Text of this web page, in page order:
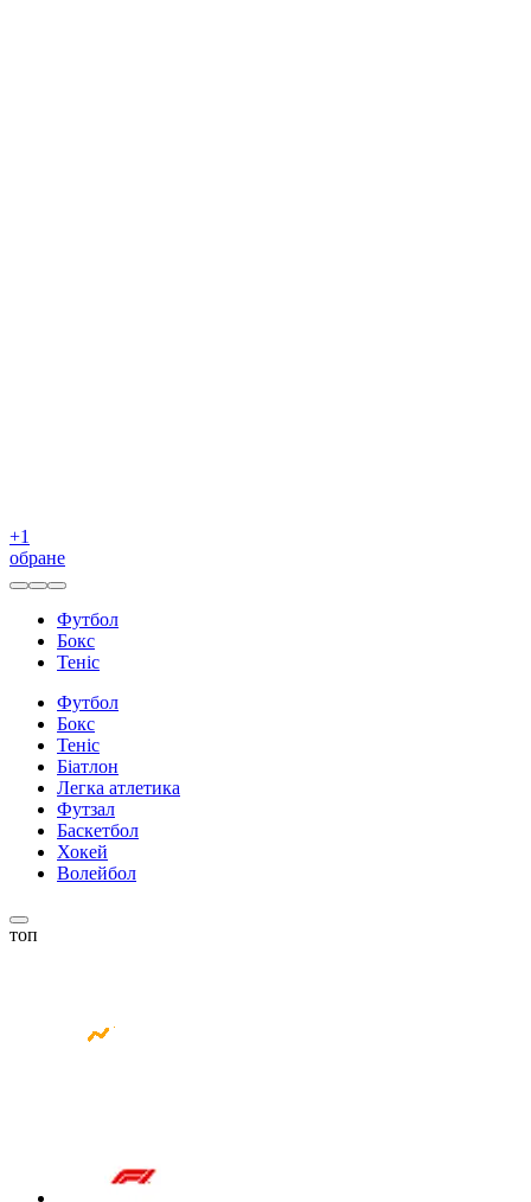
+1
обране
Футбол
Бокс
Теніс
Футбол
Бокс
Теніс
Біатлон
Легка атлетика
Футзал
Баскетбол
Хокей
Волейбол
топ